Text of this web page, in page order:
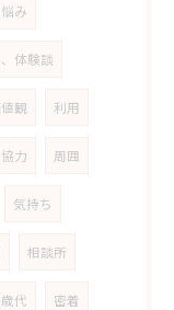
み
体験談
観 利用
協力 周囲
気持ち
相談所
代 密着